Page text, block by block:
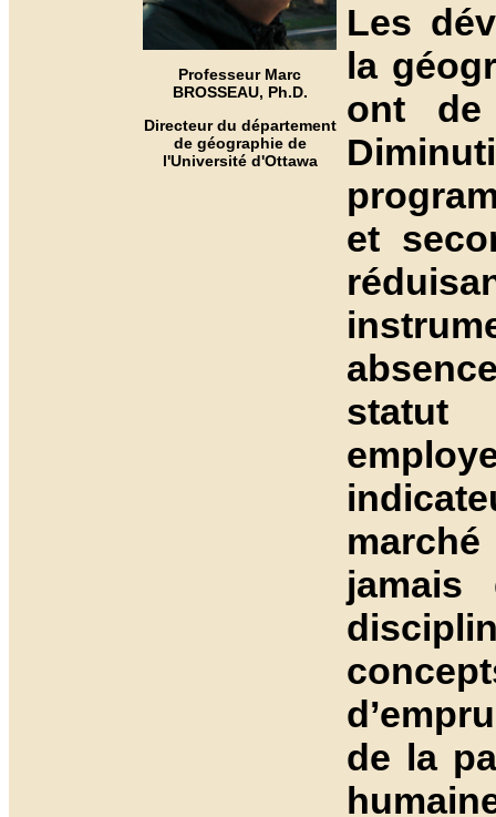
Professeur Marc
BROSSEAU, Ph.D.
Directeur du département
de géographie de
l'Université d'Ottawa
Les
la
ont de
et
statut
jamais
de la